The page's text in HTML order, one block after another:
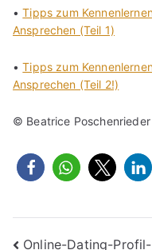
•Tipps zum
Ansprechen (Teil 1)
•Tipps zum
Ansprechen (Teil 2!)
© Beatrice Poschenrieder
Beitragsnavigation
Online-Dating-